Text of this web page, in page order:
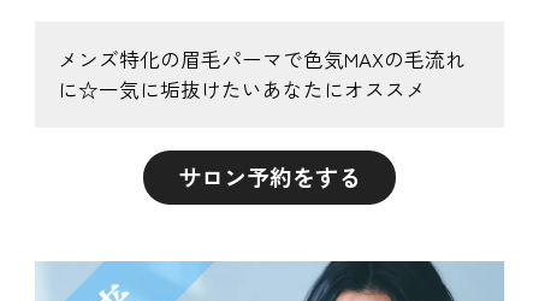
メンズ特化の眉毛パーマで色気MAXの毛流れ
に☆一気に垢抜けたいあなたにオススメ
サロン予約をする